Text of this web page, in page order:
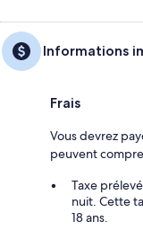
Informations
Frais
Vous devrez
peuvent
Taxe
nuit. Cette
18 ans.